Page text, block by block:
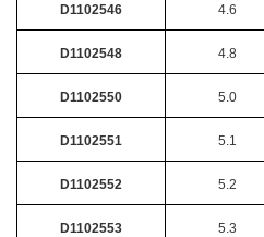
D1102546 4.6
D1102548 4.8
D1102550 5.0
D1102551 5.1
D1102552 5.2
D1102553 5.3